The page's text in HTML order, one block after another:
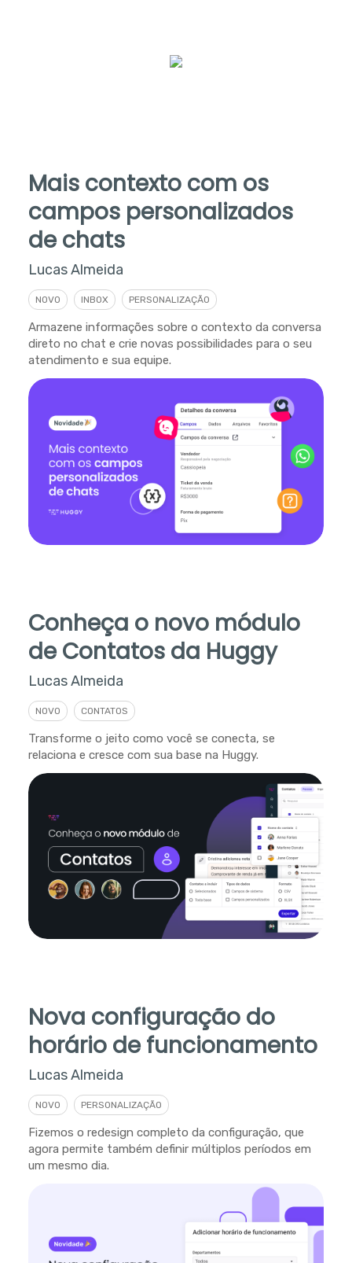
Mais contexto com os
campos personalizados
de chats
Lucas Almeida
NOVO INBOX PERSONALIZAÇÃO
Armazene informações sobre o contexto da conversa
direto no chat e crie novas possibilidades para o seu
atendimento e sua equipe.
Conheça o novo módulo
de Contatos da Huggy
Lucas Almeida
NOVO CONTATOS
Transforme o jeito como você se conecta, se
relaciona e cresce com sua base na Huggy.
Nova configuração do
horário de funcionamento
Lucas Almeida
NOVO PERSONALIZAÇÃO
Fizemos o redesign completo da configuração, que
agora permite também definir múltiplos períodos em
um mesmo dia.